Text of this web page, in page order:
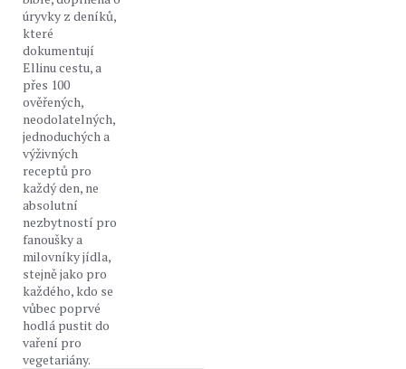
úryvky z deníků,
které
dokumentují
Ellinu cestu, a
přes 100
ověřených,
neodolatelných,
jednoduchých a
výživných
receptů pro
každý den, ne
absolutní
nezbytností pro
fanoušky a
milovníky jídla,
stejně jako pro
každého, kdo se
vůbec poprvé
hodlá pustit do
vaření pro
vegetariány.